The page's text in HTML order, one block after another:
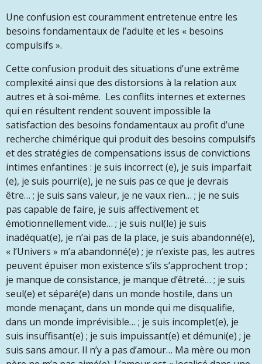
Une confusion est couramment entretenue entre les
besoins fondamentaux de l’adulte et les « besoins
compulsifs ».
Cette confusion produit des situations d’une extrême
complexité ainsi que des distorsions à la relation aux
autres et à soi-même. Les conflits internes et externes
qui en résultent rendent souvent impossible la
satisfaction des besoins fondamentaux au profit d’une
recherche chimérique qui produit des besoins compulsifs
et des stratégies de compensations issus de convictions
intimes enfantines : je suis incorrect (e), je suis imparfait
(e), je suis pourri(e), je ne suis pas ce que je devrais
être… ; je suis sans valeur, je ne vaux rien… ; je ne suis
pas capable de faire, je suis affectivement et
émotionnellement vide… ; je suis nul(le) je suis
inadéquat(e), je n’ai pas de la place, je suis abandonné(e),
« l’Univers » m’a abandonné(e) ; je n’existe pas, les autres
peuvent épuiser mon existence s’ils s’approchent trop ;
je manque de consistance, je manque d’êtreté… ; je suis
seul(e) et séparé(e) dans un monde hostile, dans un
monde menaçant, dans un monde qui me disqualifie,
dans un monde imprévisible… ; je suis incomplet(e), je
suis insuffisant(e) ; je suis impuissant(e) et démuni(e) ; je
suis sans amour. Il n’y a pas d’amour… Ma mère ou mon